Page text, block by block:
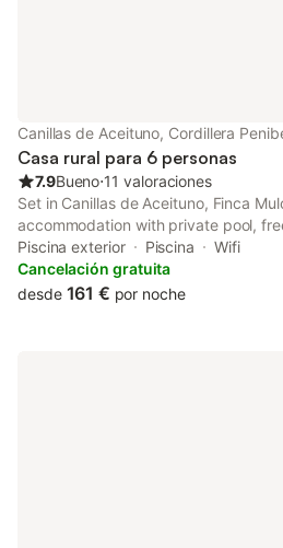
Canillas de Aceituno, Cordillera
Casa rural para 6 personas
7.9Bueno⋅11 valoraciones
Set in Canillas de Aceituno, Finca
accommodation with private pool,
parking for guests who drive. This
conditioned accommodation with a
Piscina exterior Piscina
Wifi
Cancelación gratuita
desde 161 € por noche